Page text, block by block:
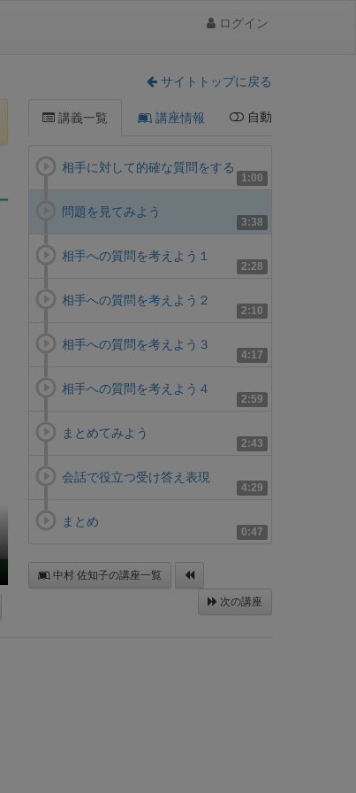
ログイン
サイトトップに戻る
講義一覧 講座情報 自動
1:00
相手に対して的確な質問をする
3:38
問題を見てみよう
2:28
相手への質問を考えよう１
2:10
相手への質問を考えよう２
4:17
相手への質問を考えよう３
2:59
相手への質問を考えよう４
2:43
まとめてみよう
4:29
会話で役立つ受け答え表現
0:47
まとめ
中村 佐知子の講座一覧
次の講座